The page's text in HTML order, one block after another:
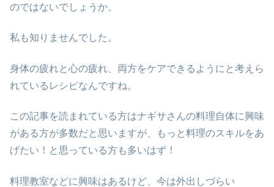
のではないでしょうか。
私も知りませんでした。
身体の疲れと心の疲れ、両方をケアできるようにと考えら
れているレシピなんですね。
この記事を読まれている方はナギサさんの料理自体に興味
がある方が多数だと思いますが、もっと料理のスキルをあ
げたい！と思っている方も多いはず！
料理教室などに興味はあるけど、今は外出しづらい